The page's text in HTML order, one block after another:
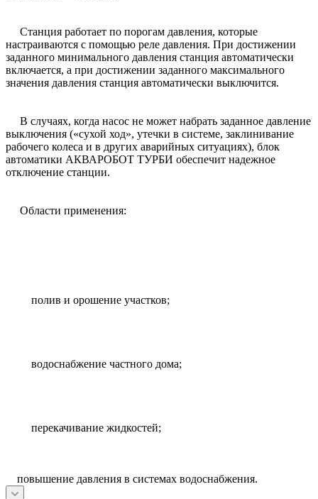
Станция работает по порогам давления, которые
настраиваются с помощью реле давления. При достижении
заданного минимального давления станция автоматически
включается, а при достижении заданного максимального
значения давления станция автоматически выключится.
В случаях, когда насос не может набрать заданное давление
выключения («сухой ход», утечки в системе, заклинивание
рабочего колеса и в других аварийных ситуациях), блок
автоматики АКВАРОБОТ ТУРБИ обеспечит надежное
отключение станции.
Области применения:
полив и орошение участков;
водоснабжение частного дома;
перекачивание жидкостей;
повышение давления в системах водоснабжения.